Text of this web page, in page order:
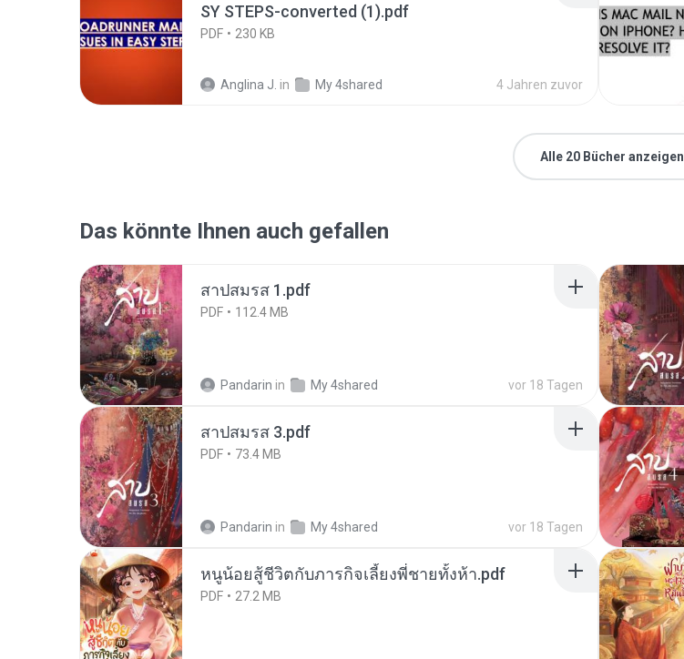
SY STEPS-converted (1).pdf
PDF 230 KB
Anglina J. in My 4shared 4 Jahren zuvor
Alle 20 Bücher anzeigen
Das könnte Ihnen auch gefallen
สาปสมรส 1.pdf
PDF 112.4 MB
Pandarin in My 4shared vor 18 Tagen
สาปสมรส 3.pdf
PDF 73.4 MB
Pandarin in My 4shared vor 18 Tagen
หนูน้อยสู้ชีวิตกับภารกิจเลี้ยงพี่ชายทั้งห้า.pdf
PDF 27.2 MB